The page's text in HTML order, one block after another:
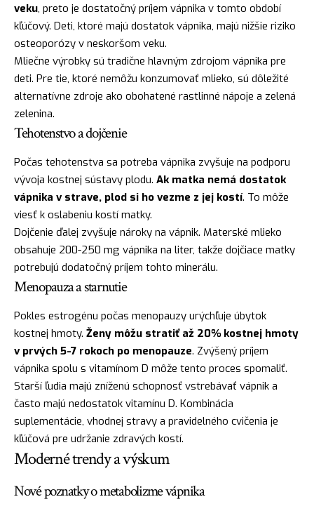
veku, preto je dostatočný príjem vápnika v tomto období
kľúčový. Deti, ktoré majú dostatok vápnika, majú nižšie riziko
osteoporózy v neskoršom veku.
Mliečne výrobky sú tradične hlavným zdrojom vápnika pre
deti. Pre tie, ktoré nemôžu konzumovať mlieko, sú dôležité
alternatívne zdroje ako obohatené rastlinné nápoje a zelená
zelenina.
Tehotenstvo a dojčenie
Počas tehotenstva sa potreba vápnika zvyšuje na podporu
vývoja kostnej sústavy plodu. Ak matka nemá dostatok
vápnika v strave, plod si ho vezme z jej kostí. To môže
viesť k oslabeniu kostí matky.
Dojčenie ďalej zvyšuje nároky na vápnik. Materské mlieko
obsahuje 200-250 mg vápnika na liter, takže dojčiace matky
potrebujú dodatočný príjem tohto minerálu.
Menopauza a starnutie
Pokles estrogénu počas menopauzy urýchľuje úbytok
kostnej hmoty. Ženy môžu stratiť až 20% kostnej hmoty
v prvých 5-7 rokoch po menopauze. Zvýšený príjem
vápnika spolu s vitamínom D môže tento proces spomaliť.
Starší ľudia majú zníženú schopnosť vstrebávať vápnik a
často majú nedostatok vitamínu D. Kombinácia
suplementácie, vhodnej stravy a pravidelného cvičenia je
kľúčová pre udržanie zdravých kostí.
Moderné trendy a výskum
Nové poznatky o metabolizme vápnika